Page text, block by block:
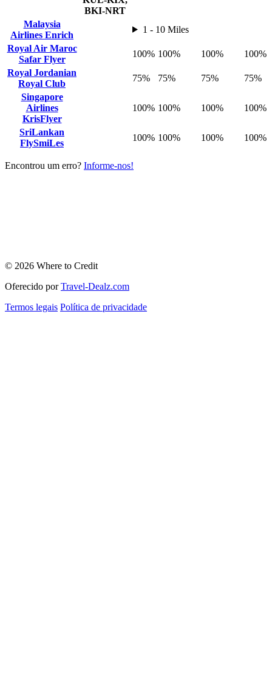
BKI-NRT
Malaysia
Airlines Enrich
1 - 10 Miles
Royal Air Maroc
Safar Flyer
100% 100% 100%
100%
Royal Jordanian
Royal Club
75% 75% 75%
75%
Singapore
Airlines
KrisFlyer
100% 100% 100% 100%
SriLankan
FlySmiLes
100% 100% 100% 100%
Encontrou um erro? Informe-nos!
© 2026 Where to Credit
Oferecido por Travel-Dealz.com
Termos legais Política de privacidade